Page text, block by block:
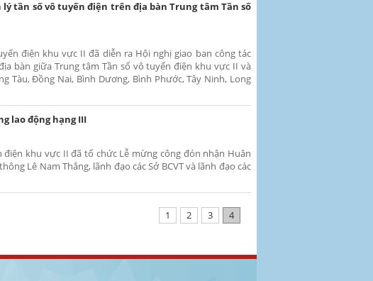
tần số vô tuyến điện trên địa bàn Trung tâm Tần số
điện khu vực II đã diễn ra Hội nghị giao ban công tác
bàn giữa Trung tâm Tần số vô tuyến điện khu vực II và
Tàu, Đồng Nai, Bình Dương, Bình Phước, Tây Ninh, Long
lao động hạng III
điện khu vực II đã tổ chức Lễ mừng công đón nhận Huân
Lê Nam Thắng, lãnh đạo các Sở BCVT và lãnh đạo các
1 2 3 4